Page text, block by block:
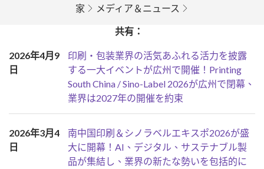
家 メディア＆ニュース
共有：
2026年4月9
日
印刷・包装業界の活気あふれる活力を披露
する一大イベントが広州で開催！Printing
South China / Sino-Label 2026が広州で閉幕、
業界は2027年の開催を約束
2026年3月4
日
南中国印刷＆シノラベルエキスポ2026が盛
大に開幕！AI、デジタル、サステナブル製
品が集結し、業界の新たな勢いを包括的に